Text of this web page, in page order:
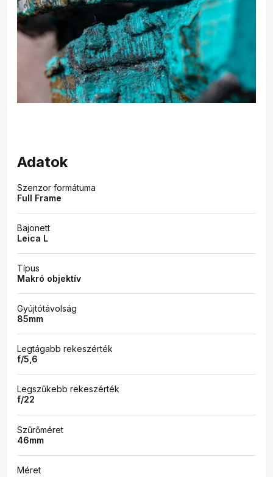
Adatok
Szenzor formátuma
Full Frame
Bajonett
Leica L
Típus
Makró objektív
Gyújtótávolság
85mm
Legtágabb rekeszérték
f/5,6
Legszűkebb rekeszérték
f/22
Szűrőméret
46mm
Méret